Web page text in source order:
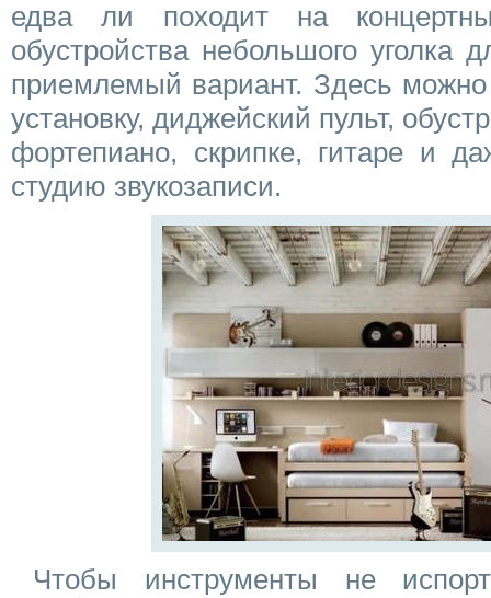
едва ли походит на
обустройства небольшого уголка
приемлемый вариант. Здесь
установку, диджейский пульт,
фортепиано, скрипке, гитаре и
студию звукозаписи.
Чтобы инструменты не